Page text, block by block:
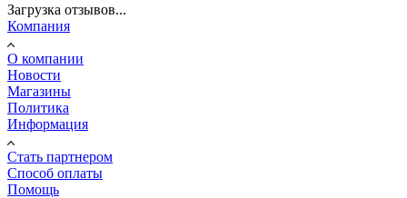
Загрузка отзывов...
Компания
О компании
Новости
Магазины
Политика
Информация
Стать партнером
Способ оплаты
Помощь